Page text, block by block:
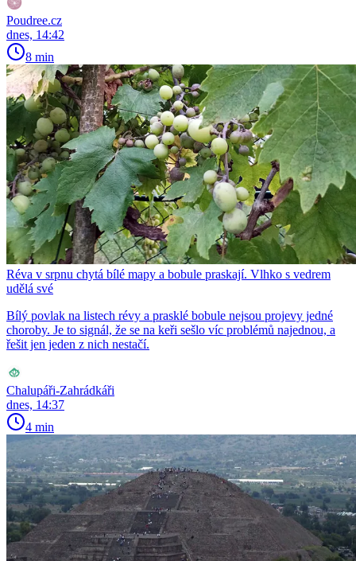
Poudree.cz
dnes, 14:42
8 min
Réva v srpnu chytá bílé mapy a bobule praskají. Vlhko s vedrem
udělá své
Bílý povlak na listech révy a prasklé bobule nejsou projevy jedné
choroby. Je to signál, že se na keři sešlo víc problémů najednou, a
řešit jen jeden z nich nestačí.
Chalupáři-Zahrádkáři
dnes, 14:37
4 min